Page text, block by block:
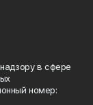
в сфере
номер: